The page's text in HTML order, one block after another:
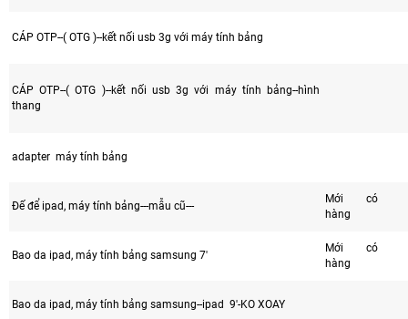
CÁP OTP--( OTG )--kết nối usb 3g với máy tính bảng
CÁP OTP--( OTG )--kết nối usb 3g với máy tính bảng--hình
thang
adapter máy tính bảng
Đế để ipad, máy tính bảng---mẫu cũ---
Mới có
hàng
Bao da ipad, máy tính bảng samsung 7'
Mới có
hàng
Bao da ipad, máy tính bảng samsung--ipad 9'-KO XOAY